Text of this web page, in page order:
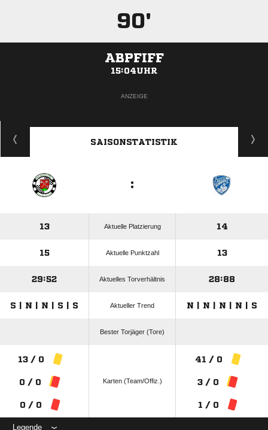
90'
ABPFIFF
15:04UHR
ANZEIGE
SAISONSTATISTIK
:
13 Aktuelle Platzierung 14
15 Aktuelle Punktzahl 13
29:52 Aktuelles Torverhältnis 28:88
S | N | N | S | S Aktueller Trend N | N | N | N | S
Bester Torjäger (Tore)
13 / 0
0 / 0
0 / 0
Karten (Team/Offiz.)
41 / 0
3 / 0
1 / 0
Legende